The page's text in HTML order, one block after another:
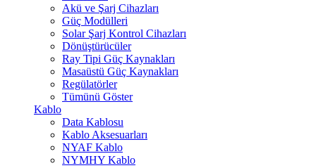
Akü ve Şarj Cihazları
Güç Modülleri
Solar Şarj Kontrol Cihazları
Dönüştürücüler
Ray Tipi Güç Kaynakları
Masaüstü Güç Kaynakları
Regülatörler
Tümünü Göster
Kablo
Data Kablosu
Kablo Aksesuarları
NYAF Kablo
NYMHY Kablo